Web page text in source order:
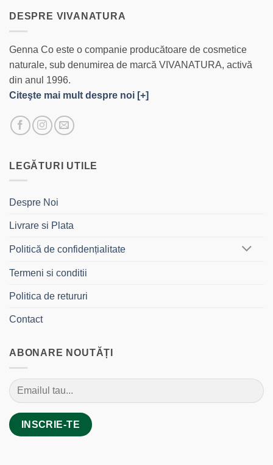
DESPRE VIVANATURA
Genna Co este o companie producătoare de cosmetice
naturale, sub denumirea de marcă VIVANATURA, activă
din anul 1996.
Citeşte mai mult despre noi [+]
LEGĂTURI UTILE
Despre Noi
Livrare si Plata
Politică de confidențialitate
Termeni si conditii
Politica de retururi
Contact
ABONARE NOUTĂȚI